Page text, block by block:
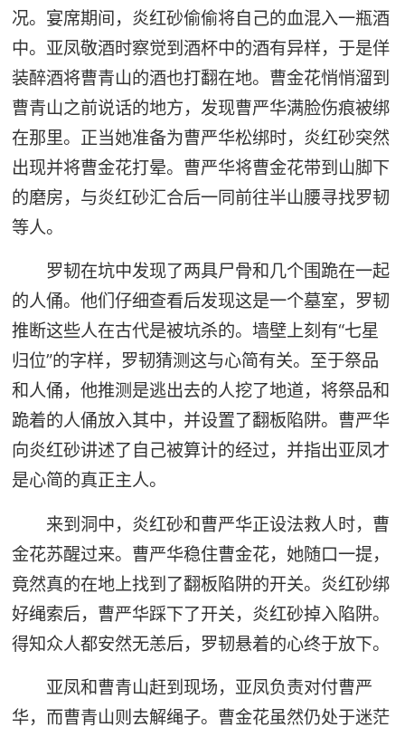
况。宴席期间，炎红砂偷偷将自己的血混入一瓶酒
中。亚凤敬酒时察觉到酒杯中的酒有异样，于是佯
装醉酒将曹青山的酒也打翻在地。曹金花悄悄溜到
曹青山之前说话的地方，发现曹严华满脸伤痕被绑
在那里。正当她准备为曹严华松绑时，炎红砂突然
出现并将曹金花打晕。曹严华将曹金花带到山脚下
的磨房，与炎红砂汇合后一同前往半山腰寻找罗韧
等人。
罗韧在坑中发现了两具尸骨和几个围跪在一起
的人俑。他们仔细查看后发现这是一个墓室，罗韧
推断这些人在古代是被坑杀的。墙壁上刻有“七星
归位”的字样，罗韧猜测这与心简有关。至于祭品
和人俑，他推测是逃出去的人挖了地道，将祭品和
跪着的人俑放入其中，并设置了翻板陷阱。曹严华
向炎红砂讲述了自己被算计的经过，并指出亚凤才
是心简的真正主人。
来到洞中，炎红砂和曹严华正设法救人时，曹
金花苏醒过来。曹严华稳住曹金花，她随口一提，
竟然真的在地上找到了翻板陷阱的开关。炎红砂绑
好绳索后，曹严华踩下了开关，炎红砂掉入陷阱。
得知众人都安然无恙后，罗韧悬着的心终于放下。
亚凤和曹青山赶到现场，亚凤负责对付曹严
华，而曹青山则去解绳子。曹金花虽然仍处于迷茫